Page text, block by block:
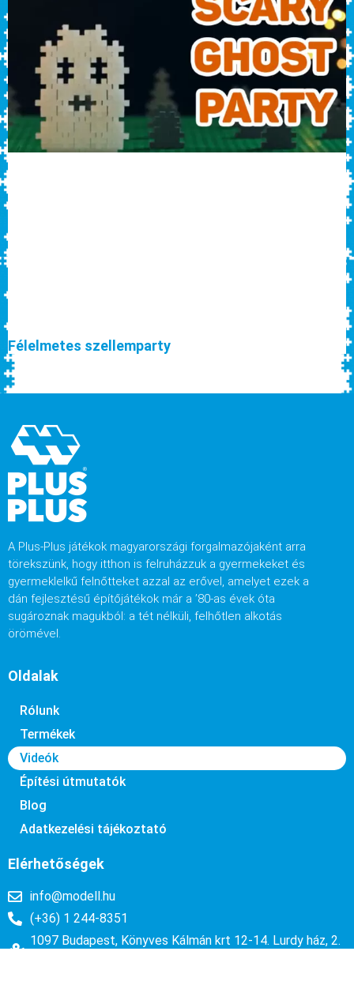
Félelmetes szellemparty
A Plus-Plus játékok magyarországi forgalmazójaként arra
törekszünk, hogy itthon is felruházzuk a gyermekeket és
gyermeklelkű felnőtteket azzal az erővel, amelyet ezek a
dán fejlesztésű építőjátékok már a ’80-as évek óta
sugároznak magukból: a tét nélküli, felhőtlen alkotás
örömével.
Oldalak
Rólunk
Termékek
Videók
Építési útmutatók
Blog
Adatkezelési tájékoztató
Elérhetőségek
info@modell.hu
(+36) 1 244-8351
1097 Budapest, Könyves Kálmán krt 12-14. Lurdy ház, 2.